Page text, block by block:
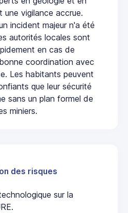
une vigilance accrue.
incident majeur n'a été
autorités locales sont
en cas de
coordination avec
Les habitants peuvent
que leur sécurité
sans un plan formel de
miniers.
des risques
sur la